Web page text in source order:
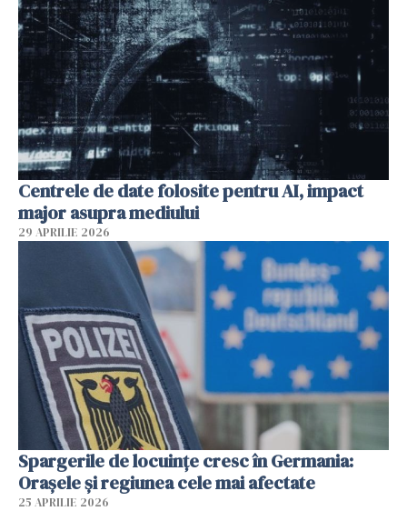
Centrele de date folosite pentru AI, impact
major asupra mediului
29 APRILIE 2026
Spargerile de locuințe cresc în Germania:
Orașele și regiunea cele mai afectate
25 APRILIE 2026